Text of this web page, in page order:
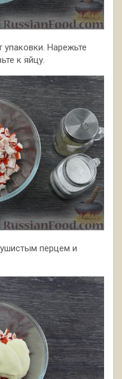
упаковки. Нарежьте
к яйцу.
перцем и